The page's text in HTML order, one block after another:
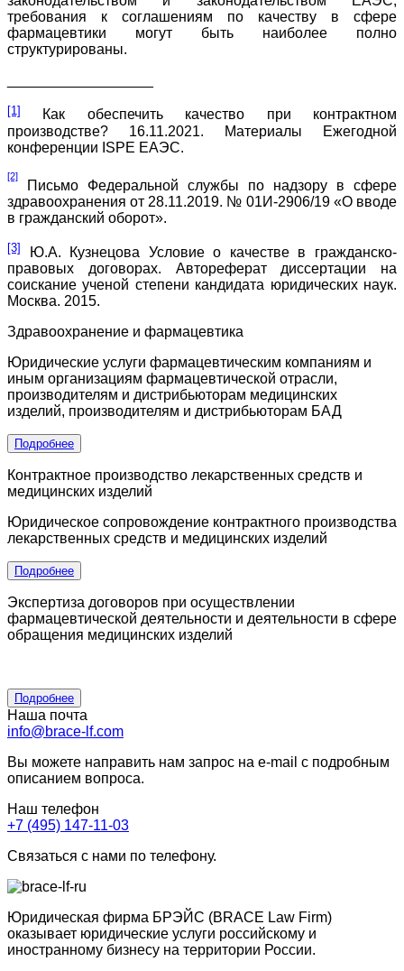
требования к соглашениям по качеству в сфере
фармацевтики могут быть наиболее полно
структурированы.
[1]
Как обеспечить качество при контрактном
производстве? 16.11.2021. Материалы Ежегодной
конференции ISPE ЕАЭС.
[2]
Письмо Федеральной службы по надзору в сфере
здравоохранения от 28.11.2019. № 01И-2906/19 «О вводе
в гражданский оборот».
[3]
Ю.А. Кузнецова Условие о качестве в гражданско-
правовых договорах. Автореферат диссертации на
соискание ученой степени кандидата юридических наук.
Москва. 2015.
Здравоохранение и фармацевтика
Юридические услуги фармацевтическим компаниям и
иным организациям фармацевтической отрасли,
производителям и дистрибьюторам медицинских
изделий, производителям и дистрибьюторам БАД
Подробнее
Контрактное производство лекарственных средств и
медицинских изделий
Юридическое сопровождение контрактного производства
лекарственных средств и медицинских изделий
Подробнее
Экспертиза договоров при осуществлении
фармацевтической деятельности и деятельности в сфере
обращения медицинских изделий
Подробнее
Наша почта
info@brace-lf.com
Вы можете направить нам запрос на e-mail с подробным
описанием вопроса.
Наш телефон
+7 (495) 147-11-03
Связаться с нами по телефону.
Юридическая фирма БРЭЙС (BRACE Law Firm)
оказывает юридические услуги российскому и
иностранному бизнесу на территории России.